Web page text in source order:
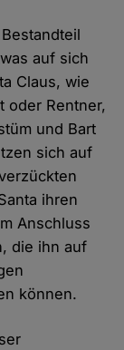
auf sich
Claus, wie
oder Rentner,
und Bart
sich auf
ihren
Anschluss
die ihn auf
können.